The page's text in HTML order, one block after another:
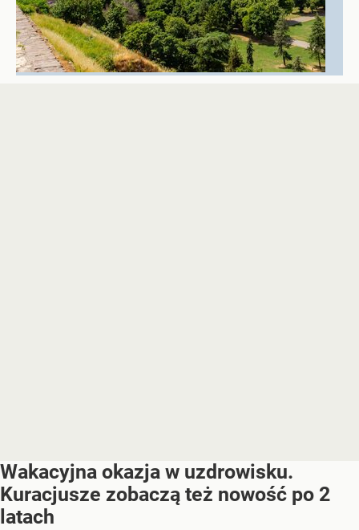
Wakacyjna okazja w uzdrowisku.
Kuracjusze zobaczą też nowość po 2
latach